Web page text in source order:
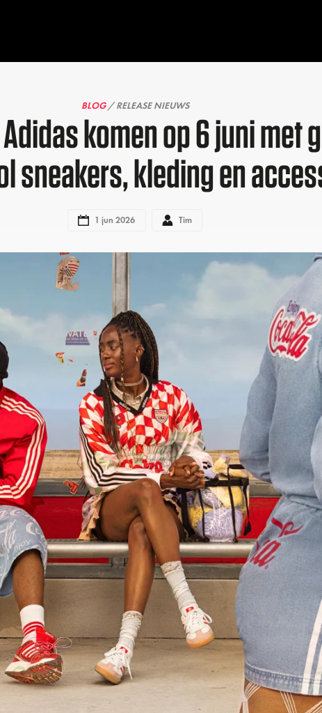
BLOG/ RELEASE NIEUWS
komen op 6 juni met
sneakers, kleding en
1 jun 2026 Tim